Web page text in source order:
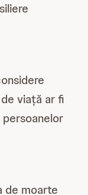
viață ar fi
de moarte